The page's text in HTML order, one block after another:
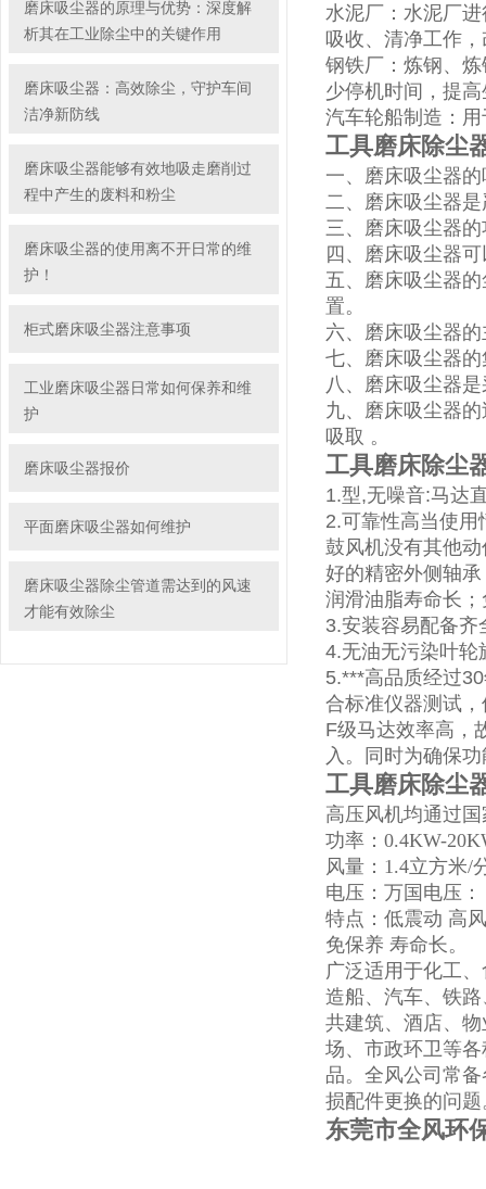
磨床吸尘器的原理与优势：深度解
析其在工业除尘中的关键作用
磨床吸尘器：高效除尘，守护车间
洁净新防线
磨床吸尘器能够有效地吸走磨削过
程中产生的废料和粉尘
磨床吸尘器的使用离不开日常的维
护！
柜式磨床吸尘器注意事项
工业磨床吸尘器日常如何保养和维
护
磨床吸尘器报价
平面磨床吸尘器如何维护
磨床吸尘器除尘管道需达到的风速
才能有效除尘
水泥厂 ：水泥厂
吸收、清净工作
钢铁厂：炼钢、
少停机时间，提
汽车轮船制造：
工具磨床除尘
一、磨床吸尘器
二、磨床吸尘器
三、磨床吸尘器
四、磨床吸尘器
五、磨床吸尘器
置。
六、磨床吸尘器
七、磨床吸尘器
八、磨床吸尘器
九、磨床吸尘器
吸取 。
工具磨床除尘
1.型,无噪音:马达
2.可靠性高当使
鼓风机没有其他
好的精密外侧轴
润滑油脂寿命长
3.安装容易配备
4.无油无污染叶轮
5.***高品质经过
合标准仪器测试
F级马达效率高，
入。同 时为确保
工具磨床除尘
高压风机均通过
功率：0.4KW-
风量：1.4立方米/
电压：万国电压
特点：低震动 高
免保养 寿命长。
广泛适用于化工
造船、汽车、铁
共建筑、酒店、
场、市政环卫等
品。全风公司常
损配件更换的问题
东莞市全风环